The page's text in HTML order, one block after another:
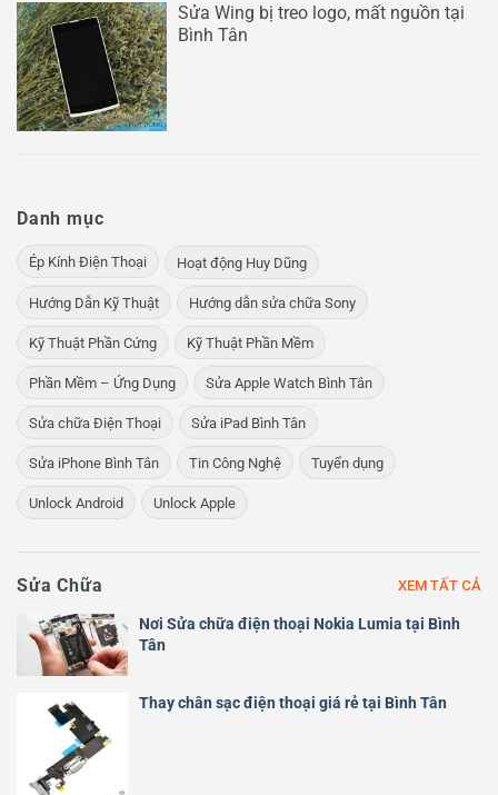
Sửa Wing bị treo logo, mất nguồn tại
Bình Tân
Danh mục
Ép Kính Điện Thoại Hoạt động Huy Dũng
Hướng Dẫn Kỹ Thuật Hướng dẫn sửa chữa Sony
Kỹ Thuật Phần Cứng Kỹ Thuật Phần Mềm
Phần Mềm – Ứng Dụng Sửa Apple Watch Bình Tân
Sửa chữa Điện Thoại Sửa iPad Bình Tân
Sửa iPhone Bình Tân Tin Công Nghệ Tuyển dụng
Unlock Android Unlock Apple
Sửa Chữa XEM TẤT CẢ
Nơi Sửa chữa điện thoại Nokia Lumia tại Bình
Tân
Thay chân sạc điện thoại giá rẻ tại Bình Tân